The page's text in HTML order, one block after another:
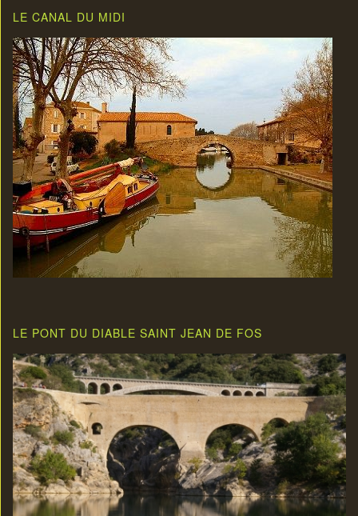
LE CANAL DU MIDI
LE PONT DU DIABLE SAINT JEAN DE FOS